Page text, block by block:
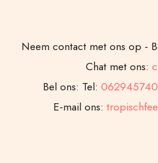
Neem contact met ons op -
Chat met ons:
Bel ons: Tel:
E-mail ons: